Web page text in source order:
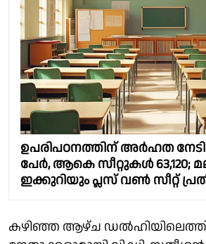
ഉപരിപഠനത്തിന് അർഹത
പേർ, ആകെ സീറ്റുകൾ 63,120;
ഇക്കുറിയും പ്ലസ് വൺ സീറ്റ്
കഴിഞ്ഞ ആഴ്ച